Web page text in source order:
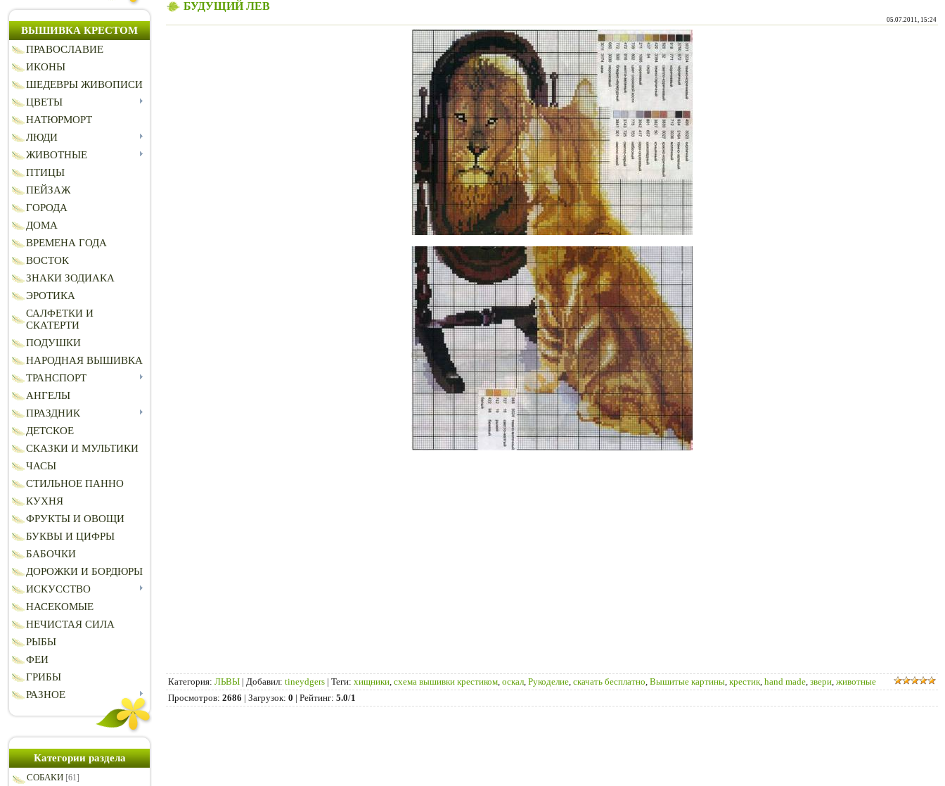
ВЫШИВКА КРЕСТОМ
ПРАВОСЛАВИЕ
ИКОНЫ
ШЕДЕВРЫ ЖИВОПИСИ
ЦВЕТЫ
НАТЮРМОРТ
ЛЮДИ
ЖИВОТНЫЕ
ПТИЦЫ
ПЕЙЗАЖ
ГОРОДА
ДОМА
ВРЕМЕНА ГОДА
ВОСТОК
ЗНАКИ ЗОДИАКА
ЭРОТИКА
САЛФЕТКИ И
СКАТЕРТИ
ПОДУШКИ
НАРОДНАЯ ВЫШИВКА
ТРАНСПОРТ
АНГЕЛЫ
ПРАЗДНИК
ДЕТСКОЕ
СКАЗКИ И МУЛЬТИКИ
ЧАСЫ
СТИЛЬНОЕ ПАННО
КУХНЯ
ФРУКТЫ И ОВОЩИ
БУКВЫ И ЦИФРЫ
БАБОЧКИ
ДОРОЖКИ И БОРДЮРЫ
ИСКУССТВО
НАСЕКОМЫЕ
НЕЧИСТАЯ СИЛА
РЫБЫ
ФЕИ
ГРИБЫ
РАЗНОЕ
Категории раздела
СОБАКИ [61]
БУДУЩИЙ ЛЕВ
05.07.2011, 15:24
Категория: ЛЬВЫ | Добавил: tineydgers | Теги: хищники схема вышивки крестиком оскал Рукоделие скачать бесплатно Вышитые картины крестик hand made звери животные
Просмотров: 2686 | Загрузок: 0 | Рейтинг: 5.0/1